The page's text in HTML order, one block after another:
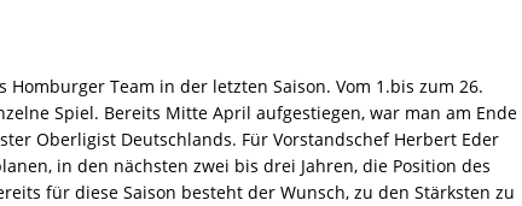
Team in der letzten Saison. Vom 1.bis zum 26.
Spiel. Bereits Mitte April aufgestiegen, war man am Ende
Oberligist Deutschlands. Für Vorstandschef Herbert Eder
in den nächsten zwei bis drei Jahren, die Position des
für diese Saison besteht der Wunsch, zu den Stärksten zu